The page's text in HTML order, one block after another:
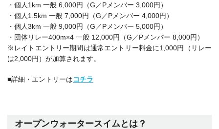
・個人1km 一般 6,000円（G／Pメンバー 3,000円）
・個人1.5km 一般 7,000円（G／Pメンバー 4,000円）
・個人3km 一般 9,000円（G／Pメンバー 5,000円）
・団体リレー400m×4 一般 12,000円（G／Pメンバー 8,000円）
※レイトエントリー期間は通常エントリー料金に1,000円（リレー
は2,000円）が加算されます。
■詳細・エントリーはコチラ
オープンウォータースイムとは？